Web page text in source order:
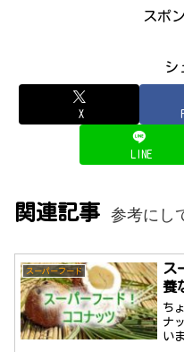
スポ
シ
X
LINE
関連記事 参考にし
スーパーフード
ス
養
ち
ナ
い